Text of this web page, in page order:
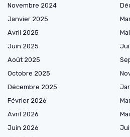
Novembre 2024
Janvier 2025
Avril 2025
Juin 2025
Août 2025
Octobre 2025
Décembre 2025
Février 2026
Avril 2026
Juin 2026